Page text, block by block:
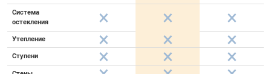
Система
остекления
Утепление
Ступени